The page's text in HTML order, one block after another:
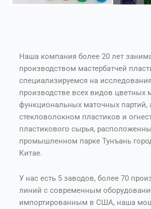
Наша компания более 20 лет
производством мастербатчей
специализируемся на
производстве всех видов цветных
функциональных маточных
стекловолокном пластиков и
пластикового сырья,
промышленном парке Тунъань
Китае.
У нас есть 5 заводов, более 70
линий с современным
импортированным в США, наша